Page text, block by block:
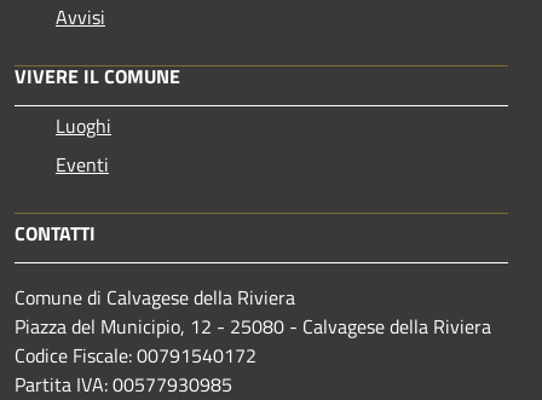
Avvisi
VIVERE IL COMUNE
Luoghi
Eventi
CONTATTI
Comune di Calvagese della Riviera
Piazza del Municipio, 12 - 25080 - Calvagese della Riviera
Codice Fiscale: 00791540172
Partita IVA: 00577930985